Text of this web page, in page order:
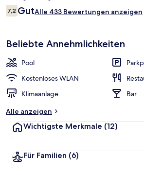
beträgt
241 €.
Bewertungen
7,27,2 von 10.
GutAlle 433 Bewertungen anzeigen
Beliebte Annehmlichkeiten
Pool
Kostenloses WLAN
Klimaanlage
Bar
Alle anzeigen
Wichtigste Merkmale (12)
Für Familien (6)